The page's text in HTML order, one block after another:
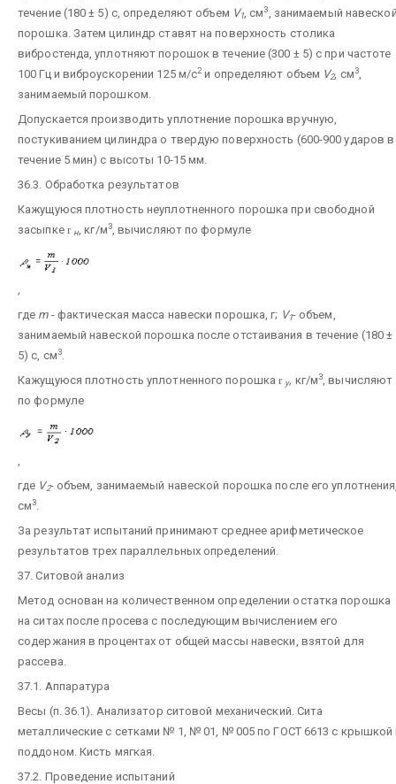
течение (180 ± 5) с, определяют объем V1, см3, занимаемый
порошка. Затем цилиндр ставят на поверхность столика
вибростенда, уплотняют порошок в течение (300 ± 5) с при частоте
100 Гц и виброускорении 125 м/с2и определяют объем V2, см3,
занимаемый порошком.
Допускается производить уплотнение порошка вручную,
постукиванием цилиндра о твердую поверхность (600-900 ударов в
течение 5 мин) с высоты 10-15 мм.
36.3. Обработка результатов
Кажущуюся плотность неуплотненного порошка при свободной
засыпке r н, кг/м3, вычисляют по формуле
,
где m- фактическая масса навески порошка, г; V1- объем,
занимаемый навеской порошка после отстаивания в течение (180 ±
5) с, см3.
Кажущуюся плотность уплотненного порошкаr у, кг/м3, вычисляют
по формуле
,
где V2- объем, занимаемый навеской порошка после его
см3.
За результат испытаний принимают среднее арифметическое
результатов трех параллельных определений.
37. Ситовой анализ
Метод основан на количественном определении остатка порошка
на ситах после просева с последующим вычислением его
содержания в процентах от общей массы навески, взятой для
рассева.
37.1. Аппаратура
Весы (п. 36.1). Анализатор ситовой механический. Сита
металлические с сетками № 1, № 01, № 005 по ГОСТ 6613 с крышкой
поддоном. Кисть мягкая.
37.2. Проведение испытаний